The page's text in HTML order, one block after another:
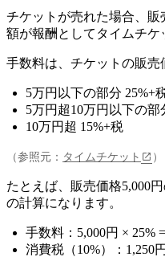
チケットが売れた場合、 販
額が報酬としてタイムチケ
手数料は、チケットの販売
5万円以下の部分 25%+
5万円超10万円以下の部
10万円超 15%+税
（参照元： タイムチケット ）
たとえば、販売価格5,000
の計算になります。
手数料：5,000円 × 25%
消費税（10%）：1,250